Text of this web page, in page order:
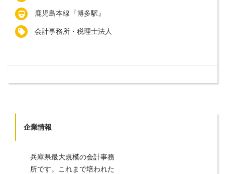
鹿児島本線『博多駅』
会計事務所・税理士法人
企業情報
兵庫県最大規模の会計事務
所です。これまで培われた